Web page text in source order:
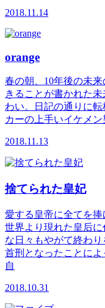
2018.11.14
orange
春の朝、10年後の未
きることが書かれた
わい。日記の通りに
カーの上手いイケメ
2018.11.13
捨てられた皇妃
愛する皇帝に全てを
世界より現れた皇后
な日々もやがて終わ
首刑となったことに
自
2018.10.31